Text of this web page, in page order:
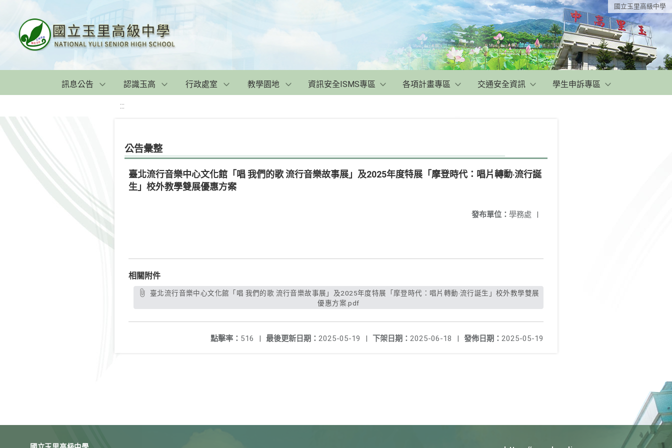
國立玉里高級中學
訊息公告 認識玉高 行政處室 教學園地 資訊安全ISMS專區 各項計畫專區 交通安全資訊 學生申訴專區
:::
公告彙整
臺北流行音樂中心文化館「唱 我們的歌 流行音樂故事展」及2025年度特展「摩登時代：唱片轉動‧流行誕
生」校外教學雙展優惠方案
發布單位： 學務處 |
相關附件
優惠方案.pdf
發佈日期： 2025-05-19
下架日期： 2025-06-18 |
最後更新日期： 2025-05-19 |
點擊率： 516 |